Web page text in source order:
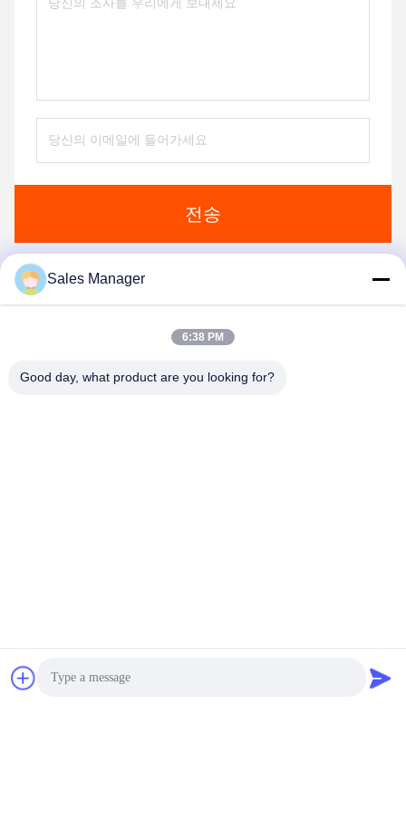
전송
유사 제품
Sales Manager
6:38 PM
Good day, what product are you looking for?